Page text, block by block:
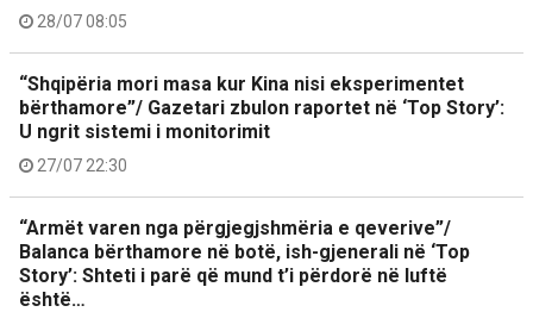
28/07 08:05
“Shqipëria mori masa kur Kina nisi eksperimentet
bërthamore”/ Gazetari zbulon raportet në ‘Top Story’:
U ngrit sistemi i monitorimit
27/07 22:30
“Armët varen nga përgjegjshmëria e qeverive”/
Balanca bërthamore në botë, ish-gjenerali në ‘Top
Story’: Shteti i parë që mund t’i përdorë në luftë
është…